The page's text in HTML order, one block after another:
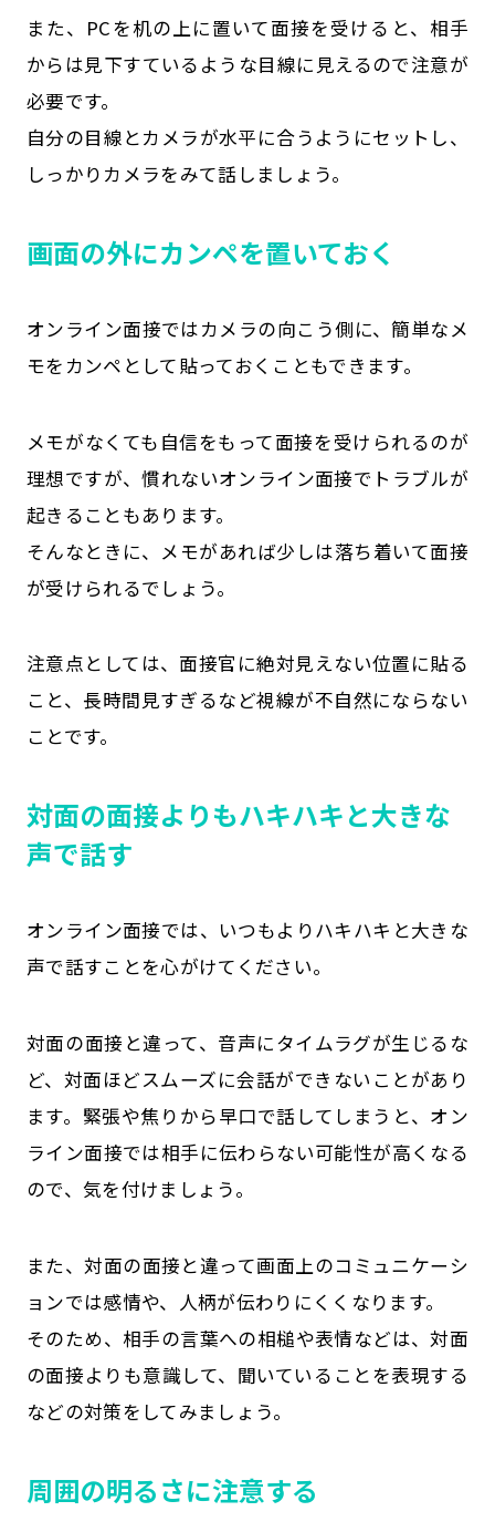
また、PCを机の上に置いて面接を受けると、相手
からは見下すているような目線に見えるので注意が
必要です。
自分の目線とカメラが水平に合うようにセットし、
しっかりカメラをみて話しましょう。
画面の外にカンペを置いておく
オンライン面接ではカメラの向こう側に、簡単なメ
モをカンペとして貼っておくこともできます。
メモがなくても自信をもって面接を受けられるのが
理想ですが、慣れないオンライン面接でトラブルが
起きることもあります。
そんなときに、メモがあれば少しは落ち着いて面接
が受けられるでしょう。
注意点としては、面接官に絶対見えない位置に貼る
こと、長時間見すぎるなど視線が不自然にならない
ことです。
対面の面接よりもハキハキと大きな
声で話す
オンライン面接では、いつもよりハキハキと大きな
声で話すことを心がけてください。
対面の面接と違って、音声にタイムラグが生じるな
ど、対面ほどスムーズに会話ができないことがあり
ます。緊張や焦りから早口で話してしまうと、オン
ライン面接では相手に伝わらない可能性が高くなる
ので、気を付けましょう。
また、対面の面接と違って画面上のコミュニケーシ
ョンでは感情や、人柄が伝わりにくくなります。
そのため、相手の言葉への相槌や表情などは、対面
の面接よりも意識して、聞いていることを表現する
などの対策をしてみましょう。
周囲の明るさに注意する